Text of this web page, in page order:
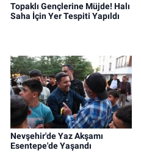
Topaklı Gençlerine Müjde! Halı
Saha İçin Yer Tespiti Yapıldı
Nevşehir'de Yaz Akşamı
Esentepe'de Yaşandı